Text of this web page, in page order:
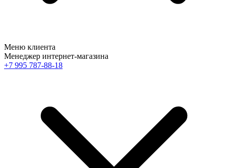
Меню клиента
Менеджер интернет-магазина
+7 995 787-88-18